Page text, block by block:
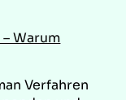
Warum
Verfahren